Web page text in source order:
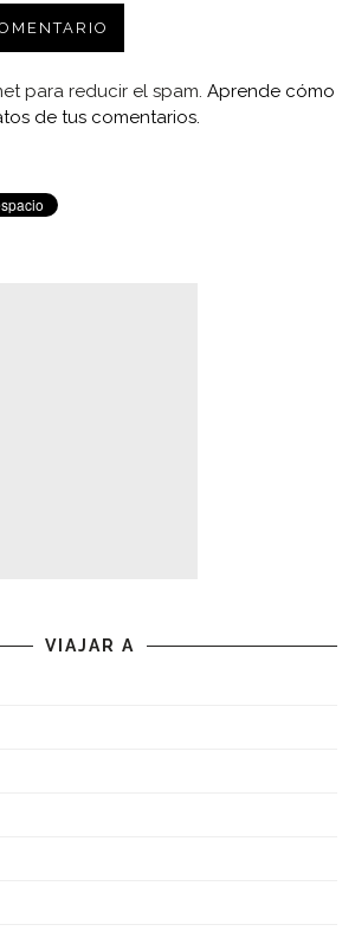
para reducir el spam. Aprende cómo
de tus comentarios.
VIAJAR A